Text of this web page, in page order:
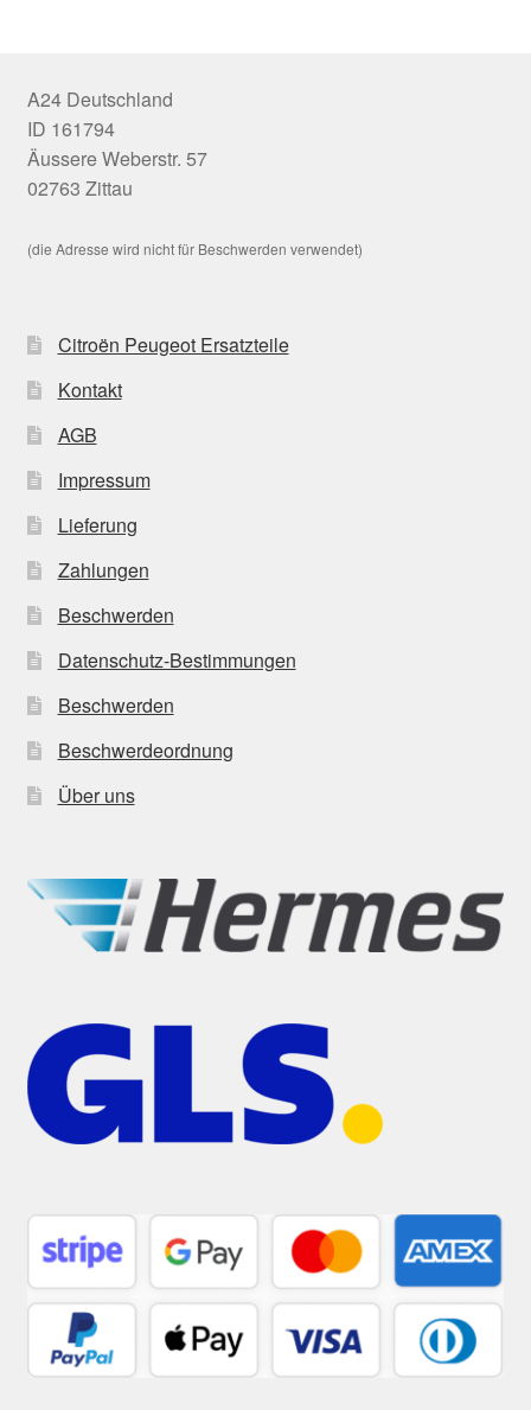
A24 Deutschland
ID 161794
Äussere Weberstr. 57
02763 Zittau
(die Adresse wird nicht für Beschwerden verwendet)
Citroën Peugeot Ersatzteile
Kontakt
AGB
Impressum
Lieferung
Zahlungen
Beschwerden
Datenschutz-Bestimmungen
Beschwerden
Beschwerdeordnung
Über uns